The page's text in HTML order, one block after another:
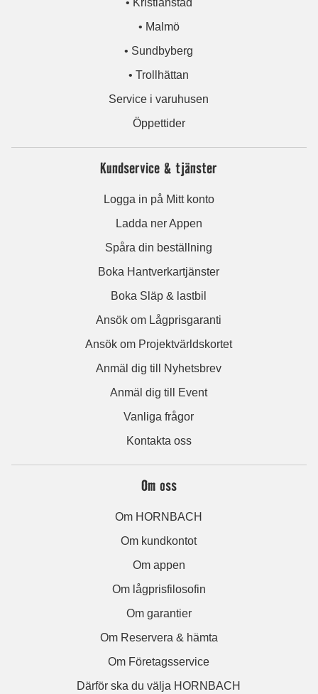
• Malmö
• Sundbyberg
• Trollhättan
Service i varuhusen
Öppettider
Kundservice & tjänster
Logga in på Mitt konto
Ladda ner Appen
Spåra din beställning
Boka Hantverkartjänster
Boka Släp & lastbil
Ansök om Lågprisgaranti
Ansök om Projektvärldskortet
Anmäl dig till Nyhetsbrev
Anmäl dig till Event
Vanliga frågor
Kontakta oss
Om oss
Om HORNBACH
Om kundkontot
Om appen
Om lågprisfilosofin
Om garantier
Om Reservera & hämta
Om Företagsservice
Därför ska du välja HORNBACH